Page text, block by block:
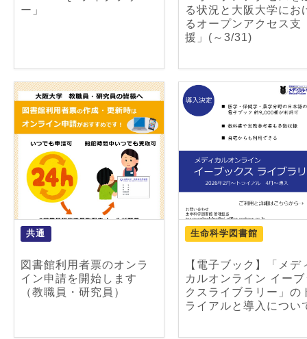
ー」
る状況と大阪大学にお
るオープンアクセス支
援」(～3/31)
共通
図書館利用者票のオンラ
イン申請を開始します
（教職員・研究員）
生命科学図書館
【電子ブック】「メデ
カルオンライン イーブ
クスライブラリー」の
ライアルと導入につい